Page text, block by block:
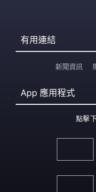
有用連結
新聞資訊
App 應用程式
點擊